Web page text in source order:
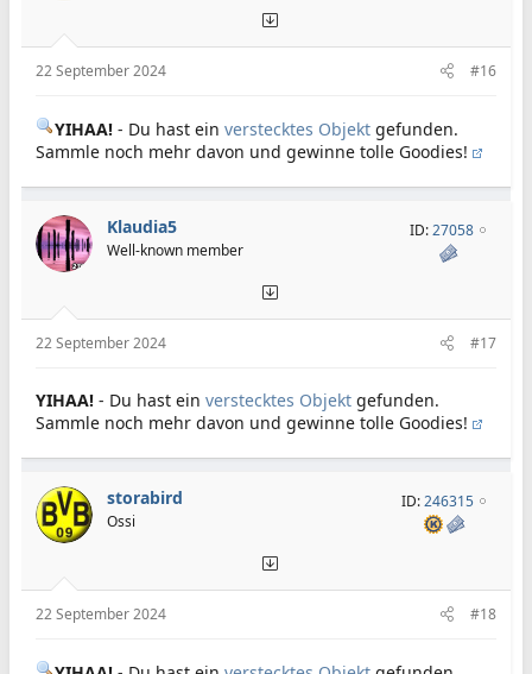
22 September 2024 #16
YIHAA! - Du hast ein verstecktes Objekt gefunden.
Sammle noch mehr davon und gewinne tolle Goodies!
Klaudia5
Well-known member
ID:27058
22 September 2024 #17
YIHAA! - Du hast ein verstecktes Objekt gefunden.
Sammle noch mehr davon und gewinne tolle Goodies!
storabird
Ossi
ID:246315
22 September 2024 #18